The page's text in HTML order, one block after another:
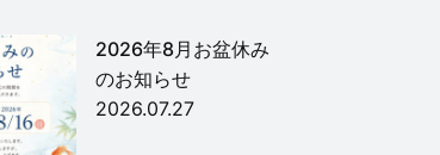
2026年8月お盆休み
のお知らせ
2026.07.27